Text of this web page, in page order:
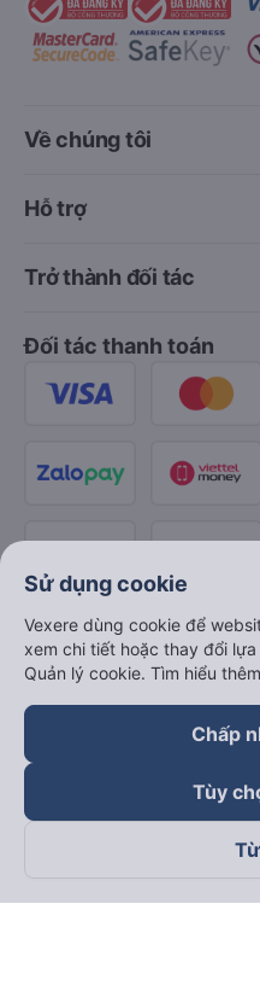
Về chúng tôi
Hỗ trợ
Trở thành đối tác
Đối tác thanh toán
Theo dõi chúng tôi
Sử dụng cookie
Vexere dùng cookie để
xem chi tiết hoặc thay đổi
Quản lý cookie. Tìm hiểu
Chấp
Tùy